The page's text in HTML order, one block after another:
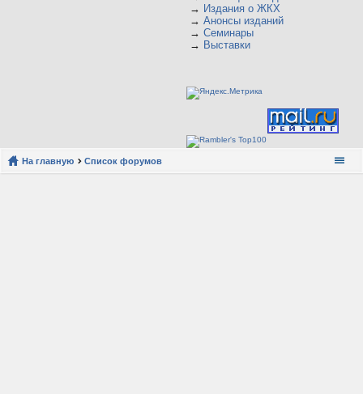
→ Издания о ЖКХ
→ Анонсы изданий
→ Семинары
→ Выставки
На главную Список форумов